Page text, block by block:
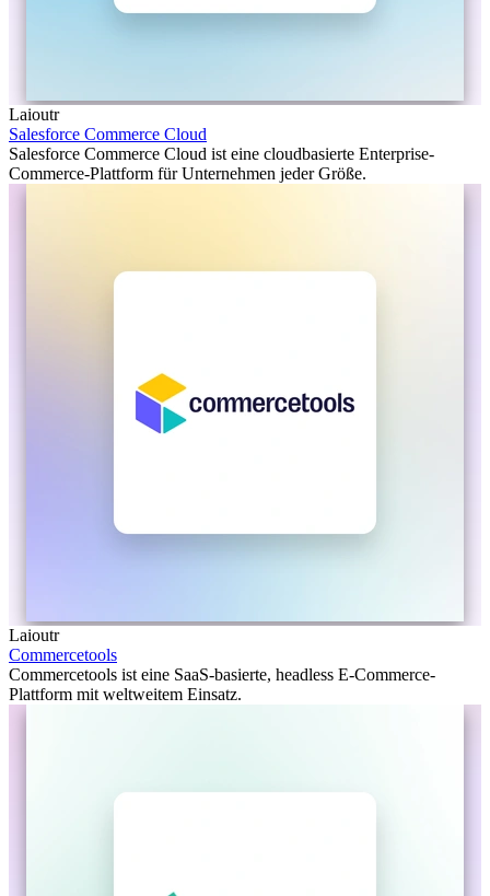
Laioutr
Salesforce Commerce Cloud
Salesforce Commerce Cloud ist eine cloudbasierte Enterprise-
Commerce-Plattform für Unternehmen jeder Größe.
Laioutr
Commercetools
Commercetools ist eine SaaS-basierte, headless E-Commerce-
Plattform mit weltweitem Einsatz.